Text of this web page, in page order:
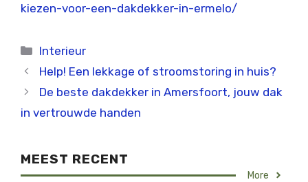
kiezen-voor-een-dakdekker-in-ermelo/
Categorieën
Interieur
Help! Een lekkage of stroomstoring in huis?
De beste dakdekker in Amersfoort, jouw dak
in vertrouwde handen
MEEST RECENT
More